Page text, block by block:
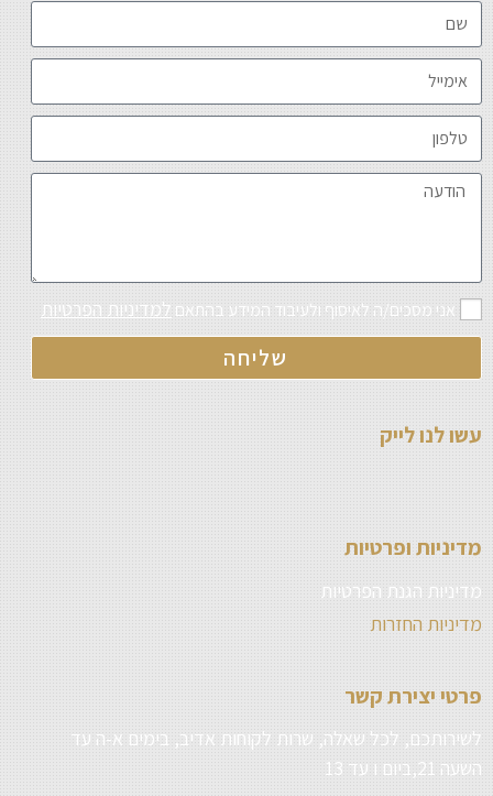
אני מסכים/ה לאיסוף ולעיבוד המידע בהתאם למדיניות הפרטיות
שליחה
עשו לנו לייק
מדיניות ופרטיות
מדיניות הגנת הפרטיות
מדיניות החזרות
פרטי יצירת קשר
לשירותכם, לכל שאלה, שרות לקוחות אדיב, בימים א-ה עד
השעה 21,ביום ו עד 13